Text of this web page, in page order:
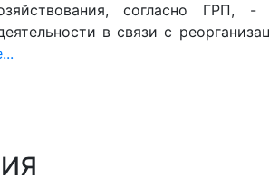
согласно ГРП, -
в связи с